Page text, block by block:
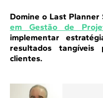
Domine o Last Planner
em Gestão de
implementar
resultados
clientes.